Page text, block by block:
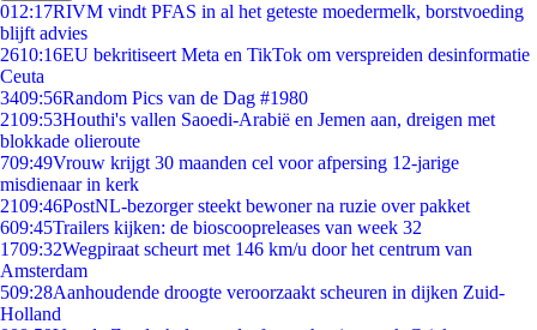
012:17RIVM vindt PFAS in al het geteste moedermelk, borstvoeding
blijft advies
2610:16EU bekritiseert Meta en TikTok om verspreiden desinformatie
Ceuta
3409:56Random Pics van de Dag #1980
2109:53Houthi's vallen Saoedi-Arabië en Jemen aan, dreigen met
blokkade olieroute
709:49Vrouw krijgt 30 maanden cel voor afpersing 12-jarige
misdienaar in kerk
2109:46PostNL-bezorger steekt bewoner na ruzie over pakket
609:45Trailers kijken: de bioscoopreleases van week 32
1709:32Wegpiraat scheurt met 146 km/u door het centrum van
Amsterdam
509:28Aanhoudende droogte veroorzaakt scheuren in dijken Zuid-
Holland